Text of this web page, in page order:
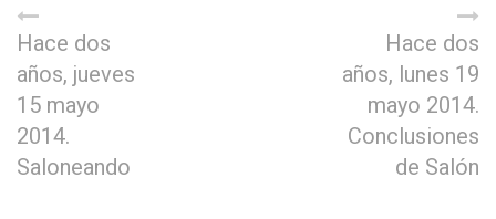
Hace dos
años, jueves
15 mayo
2014.
Saloneando
Hace dos
años, lunes 19
mayo 2014.
Conclusiones
de Salón